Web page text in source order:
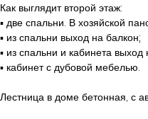
Как выглядит второй этаж:
▪︎ две спальни. В хозяйской
▪︎ из спальни выход на балкон;
▪︎ из спальни и кабинета выход
▪︎ кабинет с дубовой мебелью.
Лестница в доме бетонная, с